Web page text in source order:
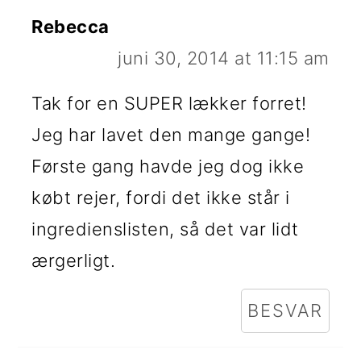
Rebecca
juni 30, 2014 at 11:15 am
Tak for en SUPER lækker forret!
Jeg har lavet den mange gange!
Første gang havde jeg dog ikke
købt rejer, fordi det ikke står i
ingredienslisten, så det var lidt
ærgerligt.
BESVAR